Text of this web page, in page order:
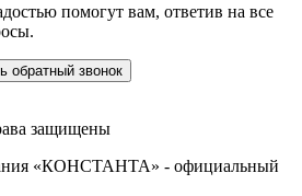
помогут вам, ответив на все
обратный звонок
защищены
«КОНСТАНТА» - официальный